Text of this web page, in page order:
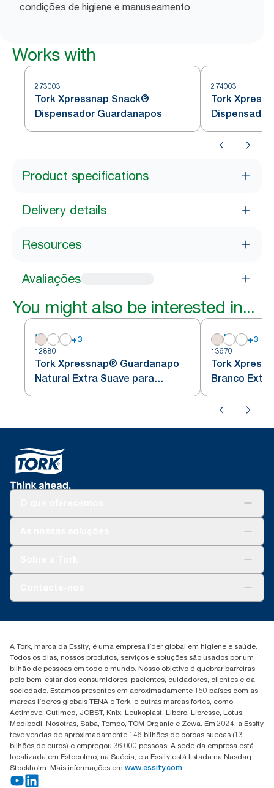
condições de higiene e manuseamento
Works with
273003
Tork Xpressnap Snack®
Dispensador Guardanapos
274003
Tork
Product specifications
Delivery details
Resources
Avaliações
You might also be interested in...
+3
12880
Tork Xpressnap® Guardanapo
Natural Extra Suave para
Dispensador N4
+3
13670
Tork
Branco
de Folhas
+351 218 985 110
A Tork, marca da Essity, é uma empresa líder global em higiene e saúde.
Todos os dias, nossos produtos, serviços e soluções são usados por um
bilhão de pessoas em todo o mundo. Nosso objetivo é quebrar barreiras
pelo bem-estar dos consumidores, pacientes, cuidadores, clientes e da
sociedade. Estamos presentes em aproximadamente 150 países com as
marcas líderes globais TENA e Tork, e outras marcas fortes, como
Actimove, Cutimed, JOBST, Knix, Leukoplast, Libero, Libresse, Lotus,
Modibodi, Nosotras, Saba, Tempo, TOM Organic e Zewa. Em 2024, a Essity
teve vendas de aproximadamente 146 bilhões de coroas suecas (13
bilhões de euros) e empregou 36.000 pessoas. A sede da empresa está
localizada em Estocolmo, na Suécia, e a Essity está listada na Nasdaq
Stockholm. Mais informações em www.essity.com